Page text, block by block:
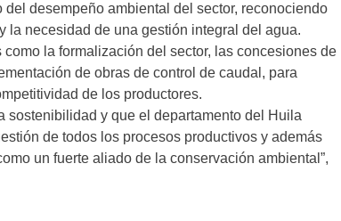
desempeño ambiental del sector, reconociendo
la necesidad de una gestión integral del agua.
la formalización del sector, las concesiones de
de obras de control de caudal, para
de los productores.
sostenibilidad y que el departamento del Huila
de todos los procesos productivos y además
un fuerte aliado de la conservación ambiental”,